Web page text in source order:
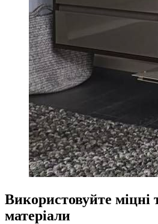
Використовуйте міцні
матеріали